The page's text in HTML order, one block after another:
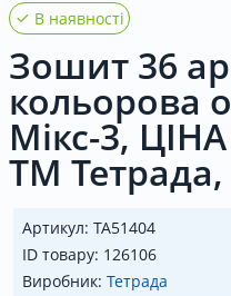
В наявності
Зошит 36
кольорова
Мікс-3,
ТМ Тетрада,
Артикул: ТА51404
ID товару: 126106
Виробник: Тетрада